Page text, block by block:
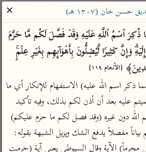
في نشر القرآن والعلم الشرعي
الباحث القرآني
علوم مصاحف معاجم
Type 2 or more
عامّة
فتح البيان للقنوجي
معاصرة
الميسر
خان (١٣٠٧ هـ)
✕
[الأنعام ١١٩]